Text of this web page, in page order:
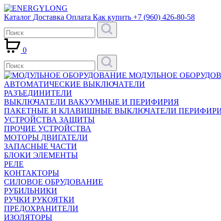
Каталог Доставка Оплата Как купить +7 (960) 426-80-58
0
МОДУЛЬНОЕ
АВТОМАТИЧЕСКИЕ ВЫКЛЮЧАТЕЛИ
РАЗЪЕДИНИТЕЛИ
ВЫКЛЮЧАТЕЛИ ВАКУУМНЫЕ И ПЕРИФИРИЯ
ПАКЕТНЫЕ И КЛАВИШНЫЕ ВЫКЛЮЧАТЕЛИ
УСТРОЙСТВА ЗАЩИТЫ
ПРОЧИЕ УСТРОЙСТВА
МОТОРЫ ДВИГАТЕЛИ
ЗАПАСНЫЕ ЧАСТИ
БЛОКИ ЭЛЕМЕНТЫ
РЕЛЕ
КОНТАКТОРЫ
СИЛОВОЕ ОБРУДОВАНИЕ
РУБИЛЬНИКИ
РУЧКИ РУКОЯТКИ
ПРЕДОХРАНИТЕЛИ
ИЗОЛЯТОРЫ